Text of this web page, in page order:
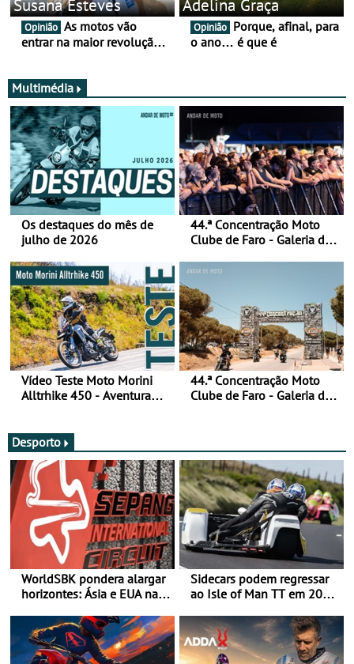
Susana Esteves
Opinião
entrar na maior revolução
falar disso
Adelina Graça
Opinião
o ano… é que é
Multimédia
Os destaques do mês de
julho de 2026
44.ª Concentração Moto
Clube de Faro - Galeria de
Vídeo Teste Moto Morini
Alltrhike 450 - Aventura
44.ª Concentração Moto
Clube de Faro - Galeria de
Desporto
WorldSBK pondera alargar
horizontes: Ásia e EUA na
Sidecars podem regressar
ao Isle of Man TT em 2027